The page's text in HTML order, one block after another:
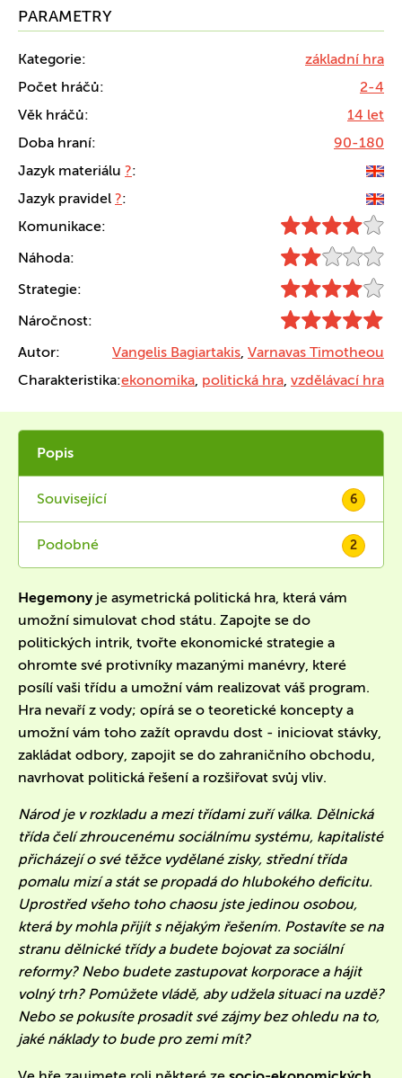
PARAMETRY
Kategorie:
základní hra
Počet hráčů:
2-4
Věk hráčů:
14 let
Doba hraní:
90-180
Jazyk materiálu ?:
Jazyk pravidel ?:
Komunikace:
Náhoda:
Strategie:
Náročnost:
Autor:
Vangelis Bagiartakis, Varnavas Timotheou
Charakteristika:ekonomika, politická hra, vzdělávací hra
Popis
Související 6
Podobné 2
Hegemonyje asymetrická politická hra, která vám
umožní simulovat chod státu. Zapojte se do
politických intrik, tvořte ekonomické strategie a
ohromte své protivníky mazanými manévry, které
posílí vaši třídu a umožní vám realizovat váš program.
Hra nevaří z vody; opírá se o teoretické koncepty a
umožní vám toho zažít opravdu dost - iniciovat stávky,
zakládat odbory, zapojit se do zahraničního obchodu,
navrhovat politická řešení a rozšiřovat svůj vliv.
Národ je v rozkladu a mezi třídami zuří válka. Dělnická
třída čelí zhroucenému sociálnímu systému, kapitalisté
přicházejí o své těžce vydělané zisky, střední třída
pomalu mizí a stát se propadá do hlubokého deficitu.
Uprostřed všeho toho chaosu jste jedinou osobou,
která by mohla přijít s nějakým řešením. Postavíte se na
stranu dělnické třídy a budete bojovat za sociální
reformy? Nebo budete zastupovat korporace a hájit
volný trh? Pomůžete vládě, aby udžela situaci na uzdě?
Nebo se pokusíte prosadit své zájmy bez ohledu na to,
jaké náklady to bude pro zemi mít?